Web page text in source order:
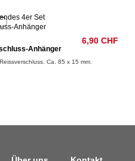
Anhänger
6,90 CHF
Ca. 85 x 15 mm.